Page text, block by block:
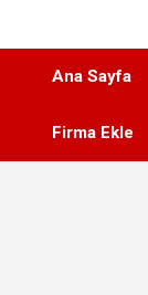
Ana Sayfa
Firma Ekle